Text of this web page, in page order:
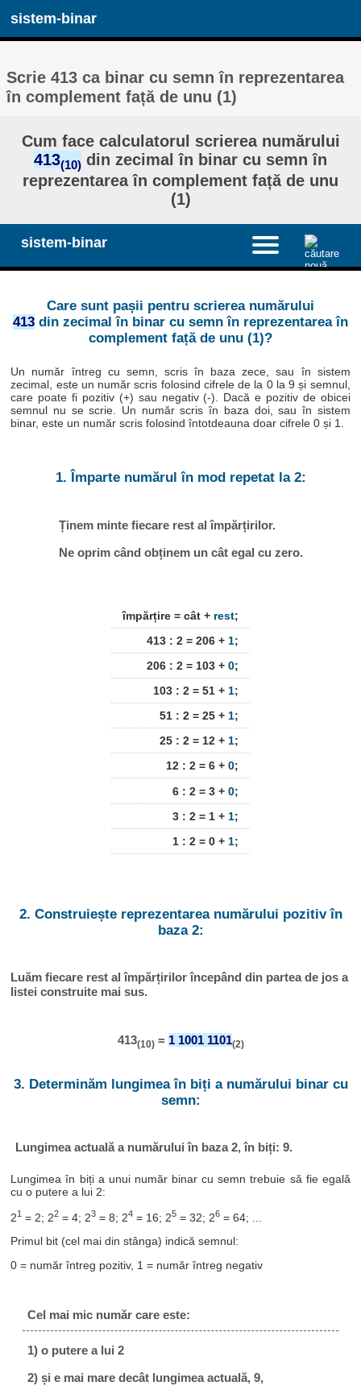
sistem-binar
Scrie 413 ca binar cu semn în reprezentarea
în complement față de unu (1)
Cum face calculatorul scrierea numărului
413(10) din zecimal în binar cu semn în
reprezentarea în complement față de unu
(1)
sistem-binar
Care sunt pașii pentru scrierea numărului
413 din zecimal în binar cu semn în reprezentarea în
complement față de unu (1)?
Un număr întreg cu semn, scris în baza zece, sau în sistem
zecimal, este un număr scris folosind cifrele de la 0 la 9 și semnul,
care poate fi pozitiv (+) sau negativ (-). Dacă e pozitiv de obicei
semnul nu se scrie. Un număr scris în baza doi, sau în sistem
binar, este un număr scris folosind întotdeauna doar cifrele 0 și 1.
1. Împarte numărul în mod repetat la 2:
Ținem minte fiecare rest al împărțirilor.
Ne oprim când obținem un cât egal cu zero.
împărțire = cât + rest;
413 : 2 = 206 + 1;
206 : 2 = 103 + 0;
103 : 2 = 51 + 1;
51 : 2 = 25 + 1;
25 : 2 = 12 + 1;
12 : 2 = 6 + 0;
6 : 2 = 3 + 0;
3 : 2 = 1 + 1;
1 : 2 = 0 + 1;
2. Construiește reprezentarea numărului pozitiv în
baza 2:
Luăm fiecare rest al împărțirilor începând din partea de jos a
listei construite mai sus.
413(10)= 1 1001 1101(2)
3. Determinăm lungimea în biți a numărului binar cu
semn:
Lungimea actuală a numărului în baza 2, în biți: 9.
Lungimea în biți a unui număr binar cu semn trebuie să fie egală
cu o putere a lui 2:
21 = 2; 22 = 4; 23 = 8; 24 = 16; 25 = 32; 26 = 64; ...
Primul bit (cel mai din stânga) indică semnul:
0 = număr întreg pozitiv, 1 = număr întreg negativ
Cel mai mic număr care este:
1) o putere a lui 2
2) și e mai mare decât lungimea actuală, 9,